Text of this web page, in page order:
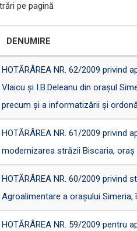
pe pagină
DENUMIRE
HOTĂRÂREA NR. 62/2009 privind
Vlaicu și I.B.Deleanu din orașul
precum și a informatizării și
HOTĂRÂREA NR. 61/2009 privind
modernizarea străzii Biscaria, oraș
HOTĂRÂREA NR. 60/2009
Agroalimentare a orașului
HOTĂRÂREA NR. 59/2009 pentru